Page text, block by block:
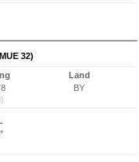
32)
Land
BY